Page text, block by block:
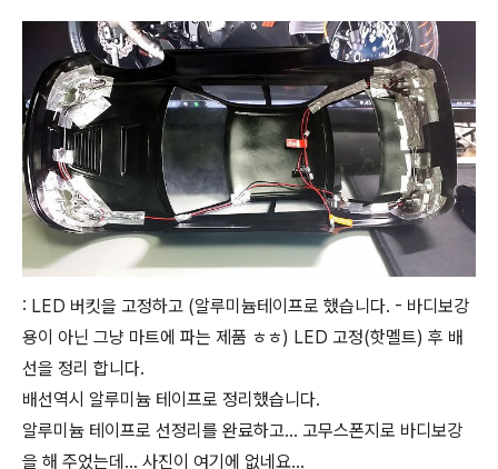
: LED 버킷을 고정하고 (알루미늄테이프로 했습니다. - 바디보강
용이 아닌 그냥 마트에 파는 제품 ㅎㅎ) LED 고정(핫멜트) 후 배
선을 정리 합니다.
배선역시 알루미늄 테이프로 정리했습니다.
알루미늄 테이프로 선정리를 완료하고... 고무스폰지로 바디보강
을 해 주었는데... 사진이 여기에 없네요...